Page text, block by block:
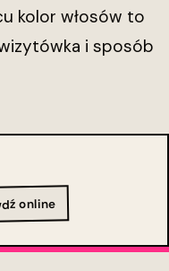
kolor włosów to
i sposób
online